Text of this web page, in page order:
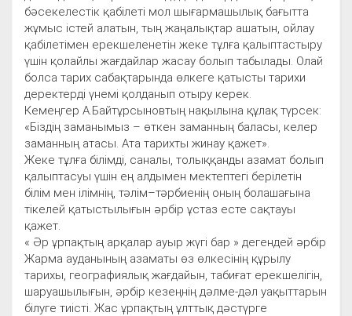
бәсекелестік қабілеті мол шығармашылық бағытта
жұмыс істей алатын, тың жаңалықтар ашатын, ойлау
қабілетімен ерекшеленетін жеке тұлға қалыптастыру
үшін қолайлы жағдайлар жасау болып табылады. Олай
болса тарих сабақтарында өлкеге қатысты тарихи
деректерді үнемі қолданып отыру керек.
Кемеңгер А.Байтұрсыновтың нақылына құлақ түрсек:
«Біздің заманымыз – өткен заманның баласы, келер
заманның атасы. Ата тарихты жинау қажет».
Жеке тұлға білімді, саналы, толыққанды азамат болып
қалыптасуы үшін ең алдымен мектептегі берілетін
білім мен ілімнің, тәлім–тәрбиенің оның болашағына
тікелей қатыстылығын әрбір ұстаз есте сақтауы
қажет.
« Әр ұрпақтың арқалар ауыр жүгі бар » дегендей әрбір
Жарма ауданының азаматы өз өлкесінің құрылу
тарихы, географиялық жағдайын, табиғат ерекшелігін,
шаруашылығын, әрбір кезеңнің дәлме-дәл уақыттарын
білуге тиісті. Жас ұрпақтың ұлттық дәстүрге